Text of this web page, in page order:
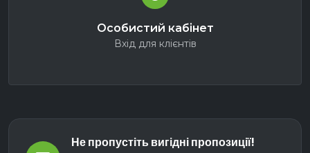
Особистий кабінет
Вхід для клієнтів
Не пропустіть вигідні пропозиції!